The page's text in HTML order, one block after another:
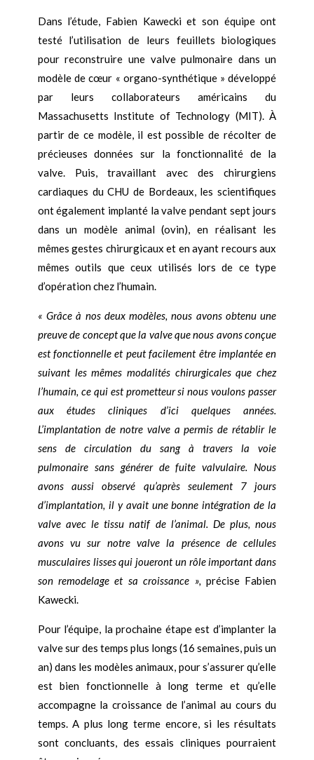
Dans l’étude, Fabien Kawecki et son équipe ont
testé l’utilisation de leurs feuillets biologiques
pour reconstruire une valve pulmonaire dans un
modèle de cœur « organo-synthétique » développé
par leurs collaborateurs américains du
Massachusetts Institute of Technology (MIT). À
partir de ce modèle, il est possible de récolter de
précieuses données sur la fonctionnalité de la
valve. Puis, travaillant avec des chirurgiens
cardiaques du CHU de Bordeaux, les scientifiques
ont également implanté la valve pendant sept jours
dans un modèle animal (ovin), en réalisant les
mêmes gestes chirurgicaux et en ayant recours aux
mêmes outils que ceux utilisés lors de ce type
d’opération chez l’humain.
« Grâce à nos deux modèles, nous avons obtenu une
preuve de concept que la valve que nous avons conçue
est fonctionnelle et peut facilement être implantée en
suivant les mêmes modalités chirurgicales que chez
l’humain, ce qui est prometteur si nous voulons passer
aux études cliniques d’ici quelques années.
L’implantation de notre valve a permis de rétablir le
sens de circulation du sang à travers la voie
pulmonaire sans générer de fuite valvulaire. Nous
avons aussi observé qu’après seulement 7 jours
d’implantation, il y avait une bonne intégration de la
valve avec le tissu natif de l’animal. De plus, nous
avons vu sur notre valve la présence de cellules
musculaires lisses qui joueront un rôle important dans
son remodelage et sa croissance », précise Fabien
Kawecki.
Pour l’équipe, la prochaine étape est d’implanter la
valve sur des temps plus longs (16 semaines, puis un
an) dans les modèles animaux, pour s’assurer qu’elle
est bien fonctionnelle à long terme et qu’elle
accompagne la croissance de l’animal au cours du
temps. A plus long terme encore, si les résultats
sont concluants, des essais cliniques pourraient